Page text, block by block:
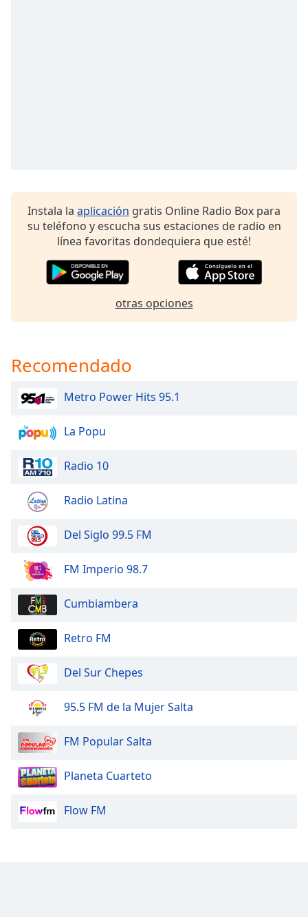
Color
Opacity
Background
Area
Background
Color
Opacity
Edge
Font
Family
Dialog
End
dialog
Instala la aplicación gratis Online Radio Box para
su teléfono y escucha sus estaciones de radio en
línea favoritas dondequiera que esté!
otras opciones
Recomendado
Metro Power Hits 95.1
La Popu
Radio 10
Radio Latina
Del Siglo 99.5 FM
FM Imperio 98.7
Cumbiambera
Retro FM
Del Sur Chepes
95.5 FM de la Mujer Salta
FM Popular Salta
Planeta Cuarteto
Flow FM